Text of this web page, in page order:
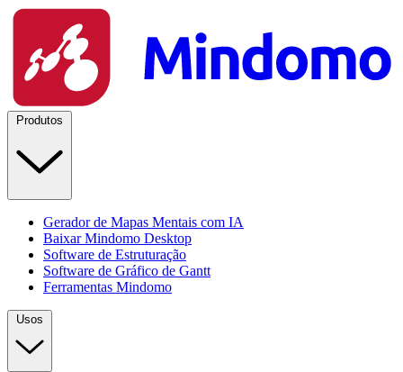
Produtos
Gerador de Mapas Mentais com IA
Baixar Mindomo Desktop
Software de Estruturação
Software de Gráfico de Gantt
Ferramentas Mindomo
Usos